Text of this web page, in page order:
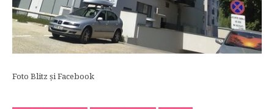
Foto Blitz și Facebook